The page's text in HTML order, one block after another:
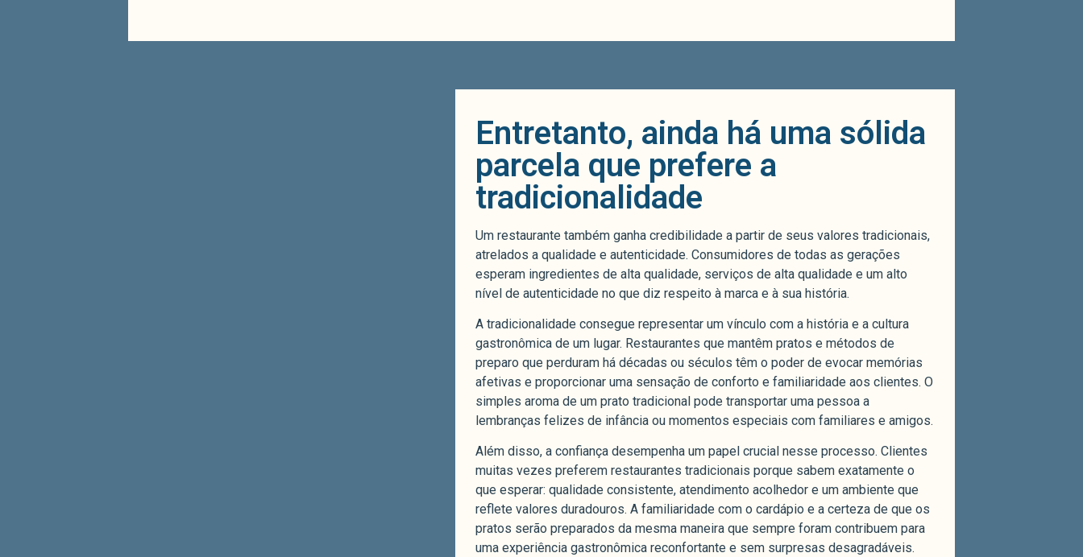
Entretanto, ainda há uma sólida
parcela que prefere a
tradicionalidade
Um restaurante também ganha credibilidade a partir de seus valores tradicionais,
atrelados a qualidade e autenticidade. Consumidores de todas as gerações
esperam ingredientes de alta qualidade, serviços de alta qualidade e um alto
nível de autenticidade no que diz respeito à marca e à sua história.
A tradicionalidade consegue representar um vínculo com a história e a cultura
gastronômica de um lugar. Restaurantes que mantêm pratos e métodos de
preparo que perduram há décadas ou séculos têm o poder de evocar memórias
afetivas e proporcionar uma sensação de conforto e familiaridade aos clientes. O
simples aroma de um prato tradicional pode transportar uma pessoa a
lembranças felizes de infância ou momentos especiais com familiares e amigos.
Além disso, a confiança desempenha um papel crucial nesse processo. Clientes
muitas vezes preferem restaurantes tradicionais porque sabem exatamente o
que esperar: qualidade consistente, atendimento acolhedor e um ambiente que
reflete valores duradouros. A familiaridade com o cardápio e a certeza de que os
pratos serão preparados da mesma maneira que sempre foram contribuem para
uma experiência gastronômica reconfortante e sem surpresas desagradáveis.